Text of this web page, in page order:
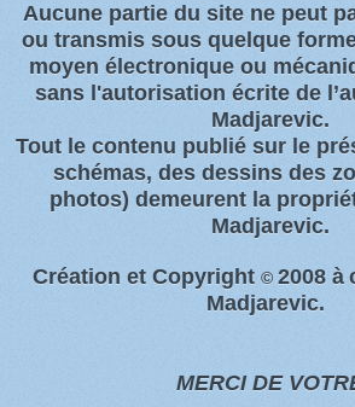
Aucune partie du site ne peut
ou transmis sous quelque
moyen électronique ou
sans l'autorisation écrite de
Madjarevic.
Tout l e contenu publié sur le
schémas, des dessins des
photos) demeurent la
Madjarevic.
Création et Copyright © 2008 à
Madjarevic.
MERCI DE